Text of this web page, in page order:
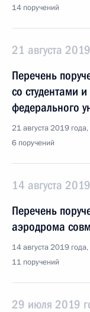
14 поручений
21 августа
Перечень
со студентами
федерального
21 августа 2019
6 поручений
14 августа
Перечень
аэродрома
14 августа 2019
11 поручений
29 июля 2019